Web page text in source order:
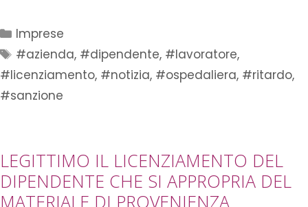
Imprese
#azienda, #dipendente, #lavoratore,
#licenziamento, #notizia, #ospedaliera, #ritardo,
#sanzione
LEGITTIMO IL LICENZIAMENTO DEL
DIPENDENTE CHE SI APPROPRIA DEL
MATERIALE DI PROVENIENZA